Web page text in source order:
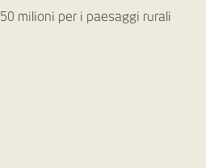
50 milioni per i paesaggi rurali